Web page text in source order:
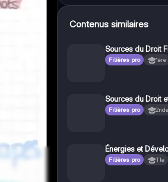
Contenus similaires
Sources du Droit
Filières pro 1ère
Sources du Droit
Filières pro 2nde
Énergies et
Filières pro Tle